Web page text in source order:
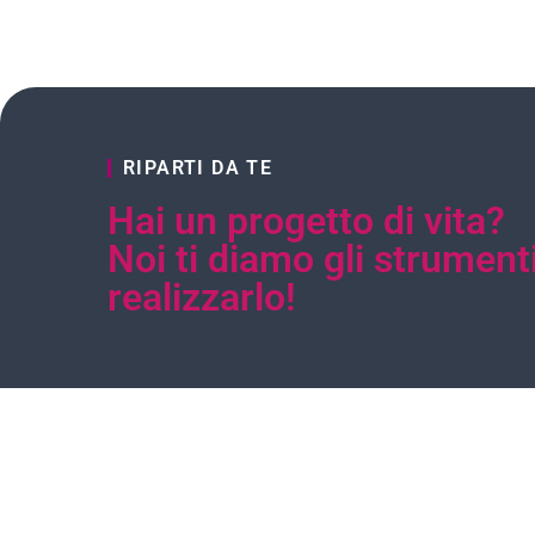
RIPARTI DA TE
Hai un progetto di vita?
Noi ti diamo gli
realizzarlo!